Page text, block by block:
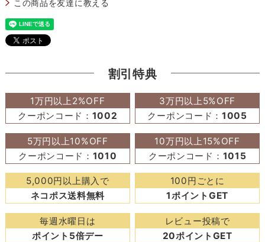
この商品を友達に教える
割引特典
1万円以上2%OFF
クーポンコード： 1002
3万円以上5%OFF
クーポンコード：1005
5万円以上10%OFF
クーポンコード： 1010
10万円以上15%OFF
クーポンコード： 1015
5,000円以上購入で
ネコポス送料無料
100円ごとに
1ポイントGET
毎週水曜日は
ポイント5倍デー
レビュー投稿で
20ポイントGET